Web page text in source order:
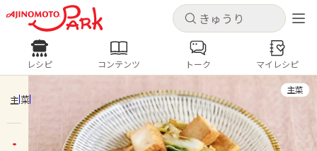
キャンセル
ログインするとレシピを保存できます
ログイン 新規登録
キャンセル
レシピ コンテンツ
人気の食材・レシピ
レシピ コンテンツ トーク マイレシピ
主菜
主菜